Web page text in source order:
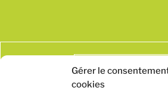
Gérer le
cookies